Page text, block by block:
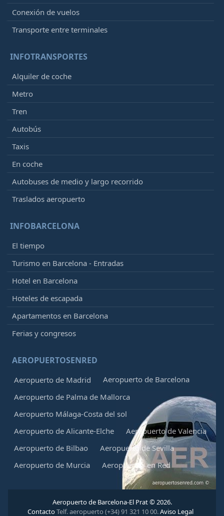
Conexión de vuelos
Transporte entre terminales
INFOTRANSPORTES
Alquiler de coche
Metro
Tren
Autobús
Taxis
En coche
Autobuses de medio y largo recorrido
Traslados aeropuerto
INFOBARCELONA
El tiempo
Turismo en Barcelona - Entradas
Hotel en Barcelona
Hoteles de escapada
Apartamentos en Barcelona
Ferias y congresos
AEROPUERTOSENRED
Aeropuerto de Madrid
Aeropuerto de Barcelona
Aeropuerto de Palma de Mallorca
Aeropuerto Málaga-Costa del sol
Aeropuerto de Alicante-Elche
Aeropuerto de Valencia
Aeropuerto de Bilbao
Aeropuerto de Sevilla
Aeropuerto de Murcia
Aeropuertos en Red
Aeropuerto de Barcelona-El Prat © 2026.
ContactoTelf. aeropuerto (+34) 91 321 10 00.Aviso Legal